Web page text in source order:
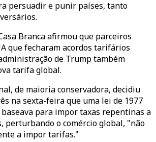
persuadir e punir países, tanto
Branca afirmou que parceiros
que fecharam acordos tarifários
de Trump também
tarifa global.
de maioria conservadora, decidiu
na sexta-feira que uma lei de 1977
para impor taxas repentinas a
perturbando o comércio global, "não
a impor tarifas."